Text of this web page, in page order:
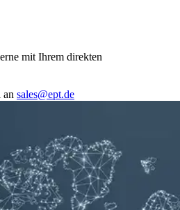
mit Ihrem direkten
an sales@ept.de